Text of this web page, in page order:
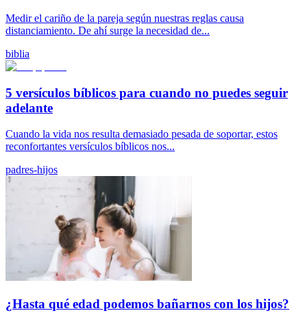
Medir el cariño de la pareja según nuestras reglas causa
distanciamiento. De ahí surge la necesidad de...
biblia
5 versículos bíblicos para cuando no puedes seguir
adelante
Cuando la vida nos resulta demasiado pesada de soportar, estos
reconfortantes versículos bíblicos nos...
padres-hijos
¿Hasta qué edad podemos bañarnos con los hijos?